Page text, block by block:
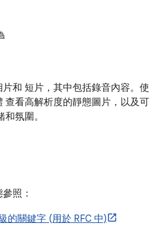
和 短片，其中包括錄音內容。使
查看高解析度的靜態圖片，以及可
氛圍。
照：
的關鍵字 (用於 RFC 中)